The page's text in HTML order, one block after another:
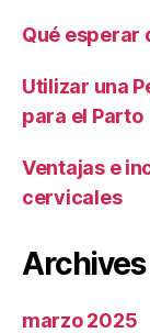
Qué esperar
Utilizar una
para el Parto
Ventajas e
cervicales
Archives
marzo 2025